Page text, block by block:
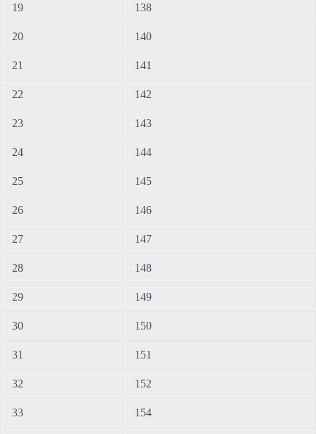
19 138
20 140
21 141
22 142
23 143
24 144
25 145
26 146
27 147
28 148
29 149
30 150
31 151
32 152
33 154